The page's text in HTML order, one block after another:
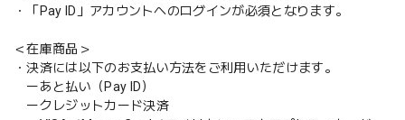
・「Pay ID」アカウントへのログインが必須となります。
＜在庫商品＞
・決済には以下のお支払い方法をご利用いただけます。
ーあと払い（Pay ID）
ークレジットカード決済